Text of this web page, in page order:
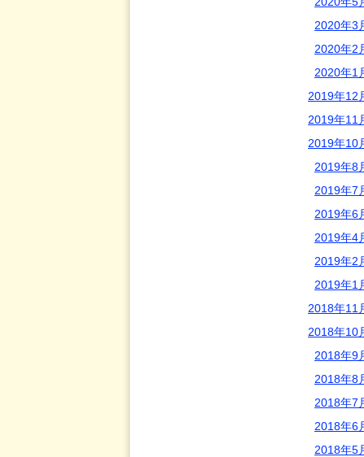
2020年3
2020年2
2020年1
2019年12
2019年11
2019年10
2019年8
2019年7
2019年6
2019年4
2019年2
2019年1
2018年11
2018年10
2018年9
2018年8
2018年7
2018年6
2018年5